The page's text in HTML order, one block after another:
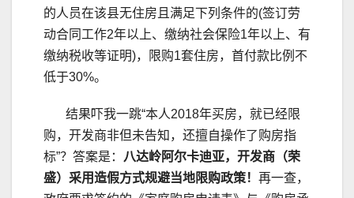
的人员在该县无住房且满足下列条件的(签订劳
动合同工作2年以上、缴纳社会保险1年以上、有
缴纳税收等证明)，限购1套住房，首付款比例不
低于30%。
结果吓我一跳“本人2018年买房，就已经限
购，开发商非但未告知，还擅自操作了购房指
标”？答案是： 八达岭阿尔卡迪亚，开发商（荣
盛）采用造假方式规避当地限购政策！ 再一查，